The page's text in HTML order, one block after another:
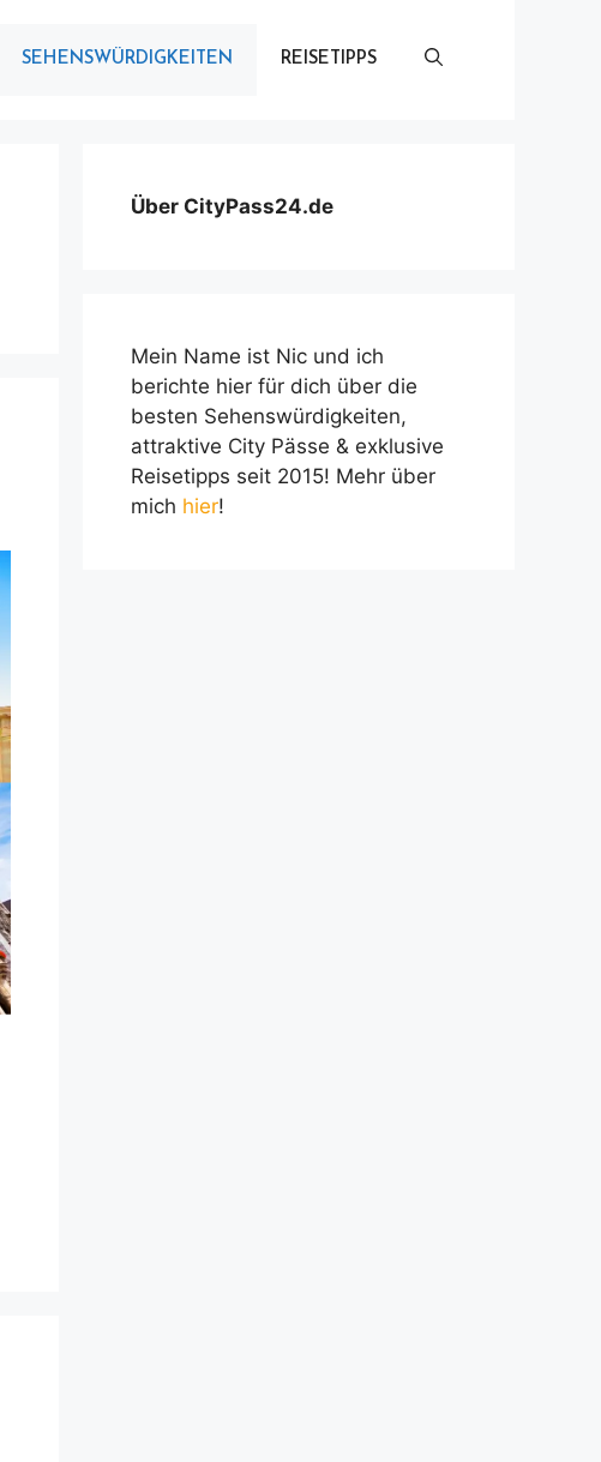
SEHENSWÜRDIGKEITEN REISETIPPS
Über CityPass24.de
Mein Name ist Nic und ich
berichte hier für dich über die
besten Sehenswürdigkeiten,
attraktive City Pässe & exklusive
Reisetipps seit 2015! Mehr über
mich hier!